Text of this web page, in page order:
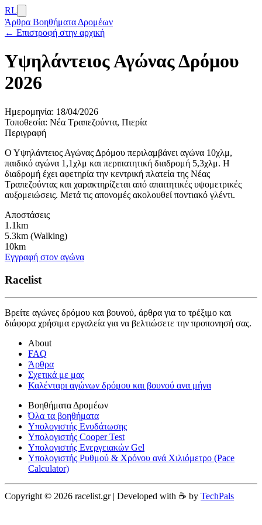
RL
Άρθρα Βοηθήματα Δρομέων
← Επιστροφή στην αρχική
Υψηλάντειος Αγώνας Δρόμου
2026
Ημερομηνία: 18/04/2026
Τοποθεσία: Νέα Τραπεζούντα, Πιερία
Περιγραφή
Ο Υψηλάντειος Αγώνας Δρόμου περιλαμβάνει αγώνα 10χλμ,
παιδικό αγώνα 1,1χλμ και περιπατητική διαδρομή 5,3χλμ. Η
διαδρομή έχει αφετηρία την κεντρική πλατεία της Νέας
Τραπεζούντας και χαρακτηρίζεται από απαιτητικές υψομετρικές
αυξομειώσεις. Μετά τις απονομές ακολουθεί ποντιακό γλέντι.
Αποστάσεις
1.1km
5.3km (Walking)
10km
Εγγραφή στον αγώνα
Racelist
Βρείτε αγώνες δρόμου και βουνού, άρθρα για το τρέξιμο και
διάφορα χρήσιμα εργαλεία για να βελτιώσετε την προπονησή σας.
About
FAQ
Άρθρα
Σχετικά με μας
Καλένταρι αγώνων δρόμου και βουνού ανα μήνα
Βοηθήματα Δρομέων
Όλα τα βοηθήματα
Υπολογιστής Ενυδάτωσης
Υπολογιστής Cooper Test
Υπολογιστής Ενεργειακών Gel
Υπολογιστής Ρυθμού & Χρόνου ανά Χιλιόμετρο (Pace
Calculator)
Copyright © 2026 racelist.gr | Developed with ☕️ by TechPals